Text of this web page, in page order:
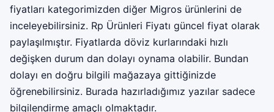
fiyatları kategorimizden diğer Migros ürünlerini de
inceleyebilirsiniz. Rp Ürünleri Fiyatı güncel fiyat olarak
paylaşılmıştır. Fiyatlarda döviz kurlarındaki hızlı
değişken durum dan dolayı oynama olabilir. Bundan
dolayı en doğru bilgili mağazaya gittiğinizde
öğrenebilirsiniz. Burada hazırladığımız yazılar sadece
bilgilendirme amaçlı olmaktadır.